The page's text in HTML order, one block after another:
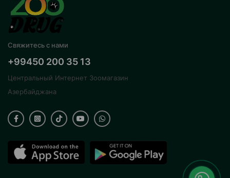
Свяжитесь с нами
+99450 200 35 13
Центральный Интернет Зоомагазин
Азербайджана